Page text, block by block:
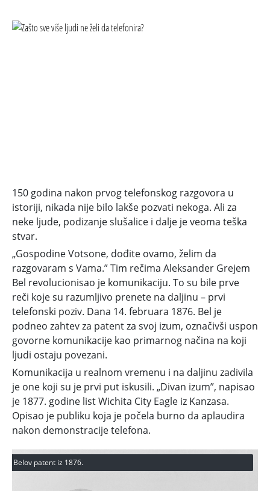
150 godina nakon prvog telefonskog razgovora u
istoriji, nikada nije bilo lakše pozvati nekoga. Ali za
neke ljude, podizanje slušalice i dalje je veoma teška
stvar.
„Gospodine Votsone, dođite ovamo, želim da
razgovaram s Vama.” Tim rečima Aleksander Grejem
Bel revolucionisao je komunikaciju. To su bile prve
reči koje su razumljivo prenete na daljinu – prvi
telefonski poziv. Dana 14. februara 1876. Bel je
podneo zahtev za patent za svoj izum, označivši uspon
govorne komunikacije kao primarnog načina na koji
ljudi ostaju povezani.
Komunikacija u realnom vremenu i na daljinu zadivila
je one koji su je prvi put iskusili. „Divan izum”, napisao
je 1877. godine list Wichita City Eagle iz Kanzasa.
Opisao je publiku koja je počela burno da aplaudira
nakon demonstracije telefona.
Belov patent iz 1876.